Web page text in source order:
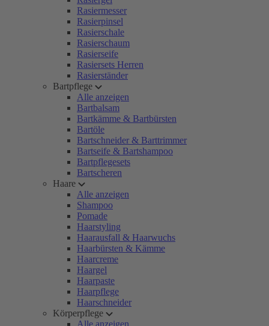
Rasiermesser
Rasierpinsel
Rasierschale
Rasierschaum
Rasierseife
Rasiersets Herren
Rasierständer
Bartpflege
Alle anzeigen
Bartbalsam
Bartkämme & Bartbürsten
Bartöle
Bartschneider & Barttrimmer
Bartseife & Bartshampoo
Bartpflegesets
Bartscheren
Haare
Alle anzeigen
Shampoo
Pomade
Haarstyling
Haarausfall & Haarwuchs
Haarbürsten & Kämme
Haarcreme
Haargel
Haarpaste
Haarpflege
Haarschneider
Körperpflege
Alle anzeigen